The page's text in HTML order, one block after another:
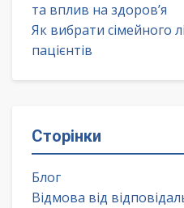
та вплив на здоров’я
Як вибрати сімейного
пацієнтів
Сторінки
Блог
Відмова від